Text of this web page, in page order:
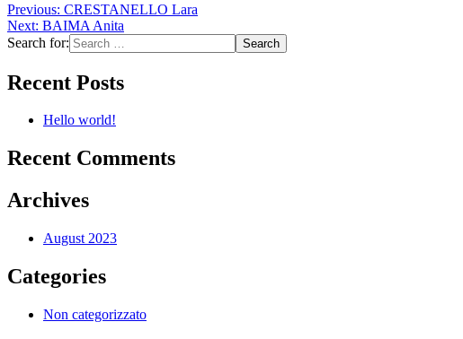
Previous: CRESTANELLO Lara
Next: BAIMA Anita
Search for:
Recent Posts
Hello world!
Recent Comments
Archives
August 2023
Categories
Non categorizzato